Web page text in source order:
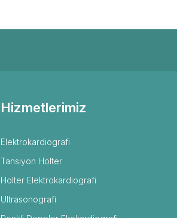
Hizmetlerimiz
Elektrokardiografi
Tansiyon Holter
Holter Elektrokardiografi
Ultrasonografi